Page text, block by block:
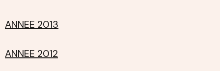
ANNEE 2013
ANNEE 2012